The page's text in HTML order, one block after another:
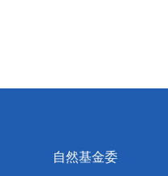
自然基金委